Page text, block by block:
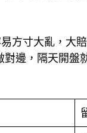
方寸大亂，大
邊，隔天開盤